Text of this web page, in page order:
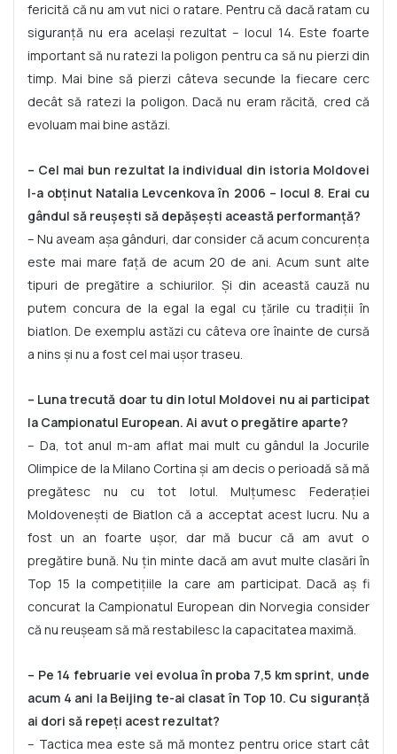
fericită că nu am vut nici o ratare. Pentru că dacă ratam cu
siguranță nu era același rezultat – locul 14. Este foarte
important să nu ratezi la poligon pentru ca să nu pierzi din
timp. Mai bine să pierzi câteva secunde la fiecare cerc
decât să ratezi la poligon. Dacă nu eram răcită, cred că
evoluam mai bine astăzi.
– Cel mai bun rezultat la individual din istoria Moldovei
l-a obținut Natalia Levcenkova în 2006 – locul 8. Erai cu
gândul să reușești să depășești această performanță?
– Nu aveam așa gânduri, dar consider că acum concurența
este mai mare față de acum 20 de ani. Acum sunt alte
tipuri de pregǎtire a schiurilor. Și din aceastǎ cauzǎ nu
putem concura de la egal la egal cu țǎrile cu tradiții în
biatlon. De exemplu astǎzi cu câteva ore înainte de cursă
a nins și nu a fost cel mai ușor traseu.
– Luna trecută doar tu din lotul Moldovei nu ai participat
la Campionatul European. Ai avut o pregătire aparte?
– Da, tot anul m-am aflat mai mult cu gândul la Jocurile
Olimpice de la Milano Cortina și am decis o perioadă să mă
pregătesc nu cu tot lotul. Mulțumesc Federației
Moldovenești de Biatlon că a acceptat acest lucru. Nu a
fost un an foarte ușor, dar mă bucur că am avut o
pregătire bună. Nu țin minte dacă am avut multe clasări în
Top 15 la competițiile la care am participat. Dacă aș fi
concurat la Campionatul European din Norvegia consider
că nu reușeam să mă restabilesc la capacitatea maximă.
– Pe 14 februarie vei evolua în proba 7,5 km sprint, unde
acum 4 ani la Beijing te-ai clasat în Top 10. Cu siguranță
ai dori să repeți acest rezultat?
– Tactica mea este să mă montez pentru orice start cât